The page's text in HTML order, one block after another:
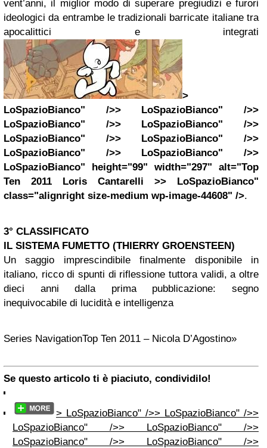
vent’anni, il miglior modo di superare pregiudizi e furori
ideologici da entrambe le tradizionali barricate italiane tra
apocalittici e integrati
>
LoSpazioBianco" />> LoSpazioBianco" />>
LoSpazioBianco" />> LoSpazioBianco" />>
LoSpazioBianco" />> LoSpazioBianco" />>
LoSpazioBianco" />> LoSpazioBianco" />>
LoSpazioBianco" height="99" width="297" alt="Top
Ten 2011 Loris Cantarelli >> LoSpazioBianco"
class="alignright size-medium wp-image-44608" />.
3° CLASSIFICATO
IL SISTEMA FUMETTO (THIERRY GROENSTEEN)
Un saggio imprescindibile finalmente disponibile in
italiano, ricco di spunti di riflessione tuttora validi, a oltre
dieci anni dalla prima pubblicazione: segno
inequivocabile di lucidità e intelligenza
Series NavigationTop Ten 2011 – Nicola D’Agostino»
Se questo articolo ti è piaciuto, condividilo!
> LoSpazioBianco" />> LoSpazioBianco" />>
LoSpazioBianco" />> LoSpazioBianco" />>
LoSpazioBianco" />> LoSpazioBianco" />>